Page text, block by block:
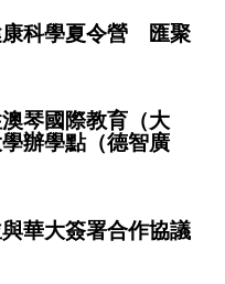
康科學夏令營 匯聚
琴國際教育（大
辦學點（德智廣
華大簽署合作協議